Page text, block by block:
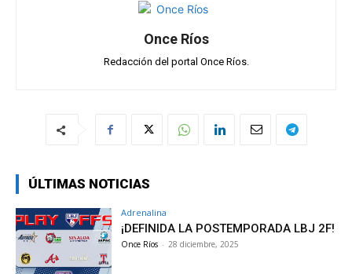
Once Ríos
Redacción del portal Once Ríos.
ÚLTIMAS NOTICIAS
Adrenalina
¡DEFINIDA LA POSTEMPORADA LBJ 2F!
Once Ríos - 28 diciembre, 2025